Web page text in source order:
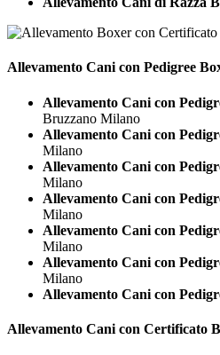
Allevamento Cani con Pedigree
Allevamento Cani con
Bruzzano Milano
Allevamento Cani con
Milano
Allevamento Cani con
Milano
Allevamento Cani con
Milano
Allevamento Cani con
Milano
Allevamento Cani con
Milano
Allevamento Cani con
Allevamento Cani con Certificato